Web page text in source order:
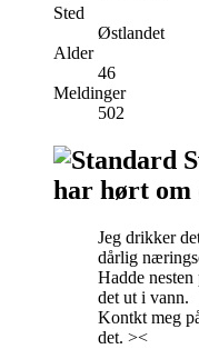
Sted
Østlandet
Alder
46
Meldinger
502
har hørt om
Jeg drikker
dårlig
Hadde
det ut i vann.
Kontkt meg
det. ><